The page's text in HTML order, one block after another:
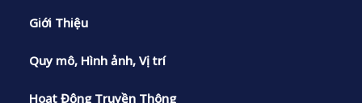
Giới Thiệu
Quy mô, Hình ảnh, Vị trí
Hoạt Động Truyền Thông